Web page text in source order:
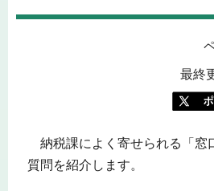
最終
納税課によく寄せられる「窓
質問を紹介します。